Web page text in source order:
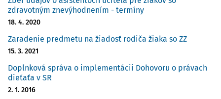
zdravotným znevýhodnením - termíny
18. 4. 2020
Zaradenie predmetu na žiadosť rodiča žiaka so ZZ
15. 3. 2021
Doplnková správa o implementácii Dohovoru o právach
dieťaťa v SR
2. 1. 2016